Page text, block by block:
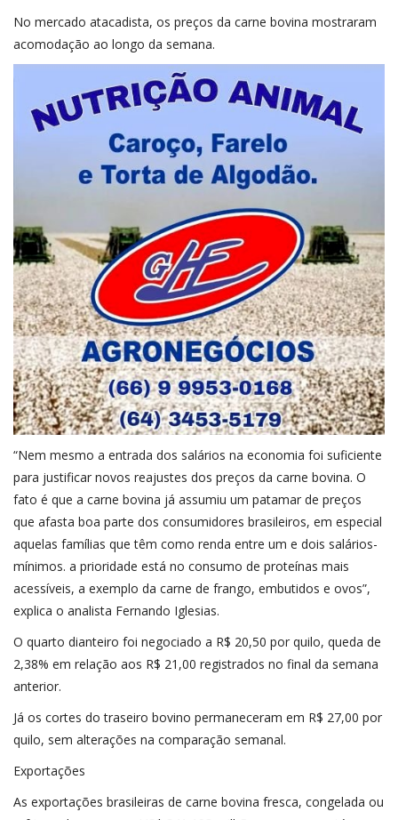
No mercado atacadista, os preços da carne bovina mostraram
acomodação ao longo da semana.
“Nem mesmo a entrada dos salários na economia foi suficiente
para justificar novos reajustes dos preços da carne bovina. O
fato é que a carne bovina já assumiu um patamar de preços
que afasta boa parte dos consumidores brasileiros, em especial
aquelas famílias que têm como renda entre um e dois salários-
mínimos. a prioridade está no consumo de proteínas mais
acessíveis, a exemplo da carne de frango, embutidos e ovos”,
explica o analista Fernando Iglesias.
O quarto dianteiro foi negociado a R$ 20,50 por quilo, queda de
2,38% em relação aos R$ 21,00 registrados no final da semana
anterior.
Já os cortes do traseiro bovino permaneceram em R$ 27,00 por
quilo, sem alterações na comparação semanal.
Exportações
As exportações brasileiras de carne bovina fresca, congelada ou